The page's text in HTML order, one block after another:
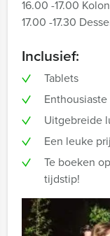
16.00 -17.00
17.00 -17.30
Inclusief:
Tablets
Uitgebreide
Een leuke
Te boeken
tijdstip!